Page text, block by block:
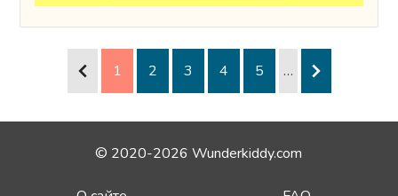
1 2 3 4 5 …
© 2020-2026 Wunderkiddy.com